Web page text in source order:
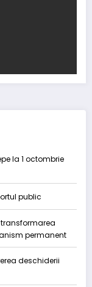
la 1 octombrie
public
permanent
deschiderii